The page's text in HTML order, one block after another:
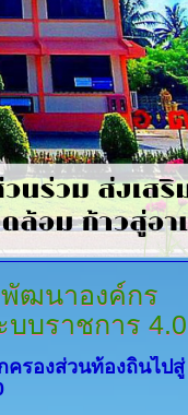
พัฒนาองค์กร
บบราชการ 4.0
รองส่วนท้องถิ่นไปสู่